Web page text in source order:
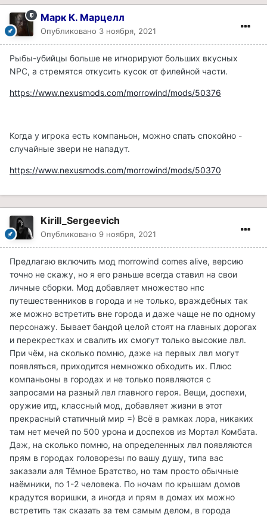
Марк К. Марцелл
Опубликовано 3 ноября, 2021
Рыбы-убийцы больше не игнорируют больших вкусных
NPC, а стремятся откусить кусок от филейной части.
https://www.nexusmods.com/morrowind/mods/50376
Когда у игрока есть компаньон, можно спать спокойно -
случайные звери не нападут.
https://www.nexusmods.com/morrowind/mods/50370
Kirill_Sergeevich
Опубликовано 9 ноября, 2021
Предлагаю включить мод morrowind comes alive, версию
точно не скажу, но я его раньше всегда ставил на свои
личные сборки. Мод добавляет множество нпс
путешественников в города и не только, враждебных так
же можно встретить вне города и даже чаще не по одному
персонажу. Бывает бандой целой стоят на главных дорогах
и перекрестках и свалить их смогут только высокие лвл.
При чём, на сколько помню, даже на первых лвл могут
появляться, приходится немножко обходить их. Плюс
компаньоны в городах и не только появляются с
запросами на разный лвл главного героя. Вещи, доспехи,
оружие итд, классный мод, добавляет жизни в этот
прекрасный статичный мир =) Всё в рамках лора, никаких
там нет мечей по 500 урона и доспехов из Мортал Комбата.
Даж, на сколько помню, на определенных лвл появляются
прям в городах головорезы по вашу душу, типа вас
заказали аля Тёмное Братство, но там просто обычные
наёмники, по 1-2 человека. По ночам по крышам домов
крадутся воришки, а иногда и прям в домах их можно
встретить так сказать за тем самым делом, в города